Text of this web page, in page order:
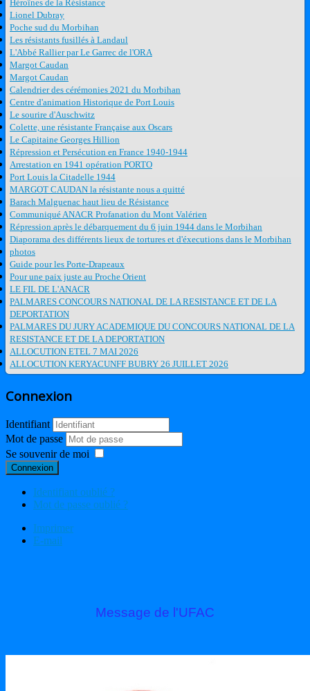
Héroïnes de la Résistance
Lionel Dubray
Poche sud du Morbihan
Les résistants fusillés à Landaul
L'Abbé Rallier par Le Garrec de l'ORA
Margot Caudan
Margot Caudan
Calendrier des cérémonies 2021 du Morbihan
Centre d'animation Historique de Port Louis
Le sourire d'Auschwitz
Colette, une résistante Française aux Oscars
Le Capitaine Georges Hillion
Répression et Persécution en France 1940-1944
Arrestation en 1941 opération PORTO
Port Louis la Citadelle 1944
MARGOT CAUDAN la résistante nous a quitté
Barach Malguenac haut lieu de Résistance
Communiqué ANACR Profanation du Mont Valérien
Répression après le débarquement du 6 juin 1944 dans le Morbihan
Diaporama des différents lieux de tortures et d'éxecutions dans le Morbihan
photos
Guide pour les Porte-Drapeaux
Pour une paix juste au Proche Orient
LE FIL DE L'ANACR
PALMARES CONCOURS NATIONAL DE LA RESISTANCE ET DE LA
DEPORTATION
PALMARES DU JURY ACADEMIQUE DU CONCOURS NATIONAL DE LA
RESISTANCE ET DE LA DEPORTATION
ALLOCUTION ETEL 7 MAI 2026
ALLOCUTION KERYACUNFF BUBRY 26 JUILLET 2026
Connexion
Identifiant
Mot de passe
Se souvenir de moi
Connexion
Identifiant oublié ?
Mot de passe oublié ?
Imprimer
E-mail
Message de l'UFAC